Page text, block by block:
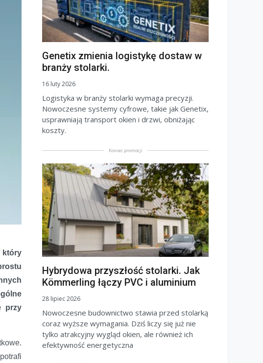
który
przy
Genetix zmienia logistykę dostaw w
branży stolarki.
16 luty 2026
Logistyka w branży stolarki wymaga precyzji.
Nowoczesne systemy cyfrowe, takie jak Genetix,
usprawniają transport okien i drzwi, obniżając
koszty.
Koniec promocji
Hybrydowa przyszłość stolarki. Jak
Kömmerling łączy PVC i aluminium
28 lipiec 2026
Nowoczesne budownictwo stawia przed stolarką
coraz wyższe wymagania. Dziś liczy się już nie
tylko atrakcyjny wygląd okien, ale również ich
efektywność energetyczna